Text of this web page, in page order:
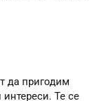
да пригодим
Те се